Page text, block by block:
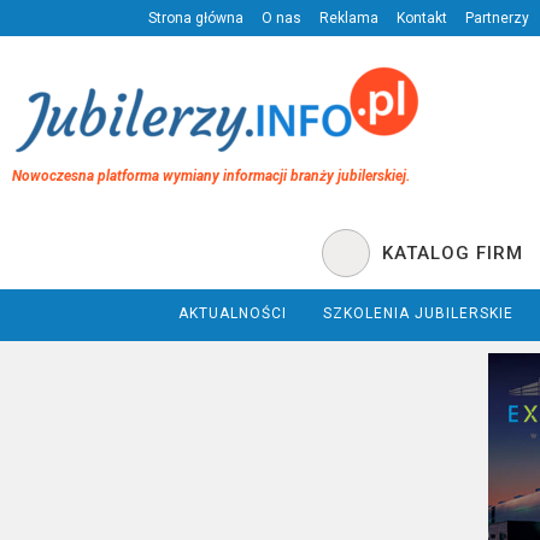
Strona główna O nas Reklama Kontakt Partnerzy
Nowoczesna platforma wymiany informacji branży jubilerskiej.
KATALOG FIRM
AKTUALNOŚCI SZKOLENIA JUBILERSKIE